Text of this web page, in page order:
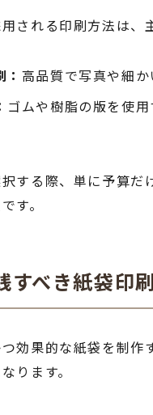
される印刷方法は、
高品質で写真や細
ゴムや樹脂の版を使
する際、単に予算
す。
すべき紙袋印
効果的な紙袋を制作
ります。